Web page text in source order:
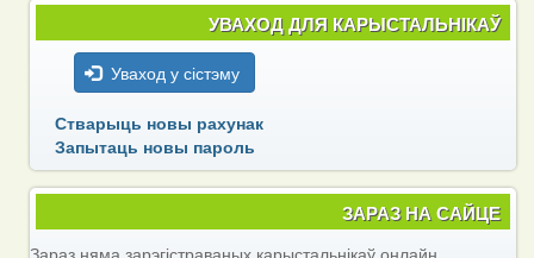
УВАХОД ДЛЯ КАРЫСТАЛЬНІКАЎ
Уваход у сістэму
Стварыць новы рахунак
Запытаць новы пароль
ЗАРАЗ НА САЙЦЕ
Зараз няма зарэгістраваных карыстальнікаў онлайн.